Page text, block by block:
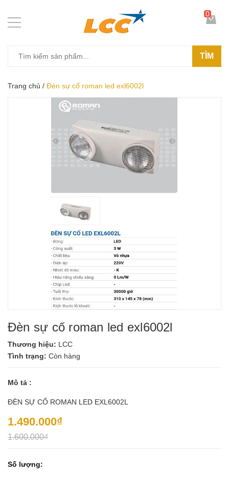
TÌM
0
Trang chủ / Đèn sự cố roman led exl6002l
Đèn sự cố roman led exl6002l
Thương hiệu: LCC
Tình trạng: Còn hàng
Mô tả :
ĐÈN SỰ CỐ ROMAN LED EXL6002L
1.490.000₫
1.600.000₫
Số lượng: